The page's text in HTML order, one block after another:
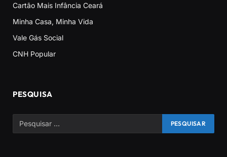
Cartão Mais Infância Ceará
Minha Casa, Minha Vida
Vale Gás Social
CNH Popular
PESQUISA